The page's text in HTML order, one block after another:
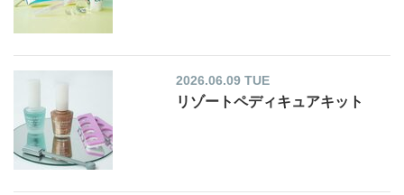
2026.06.09 TUE
リゾートペディキュアキット